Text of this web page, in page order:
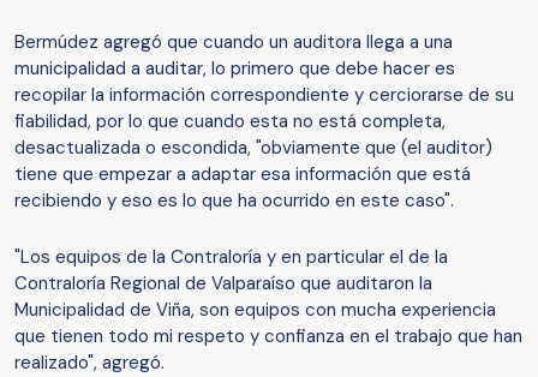
Bermúdez agregó que cuando un auditora llega a una
municipalidad a auditar, lo primero que debe hacer es
recopilar la información correspondiente y cerciorarse de su
fiabilidad, por lo que cuando esta no está completa,
desactualizada o escondida, "obviamente que (el auditor)
tiene que empezar a adaptar esa información que está
recibiendo y eso es lo que ha ocurrido en este caso".
"Los equipos de la Contraloría y en particular el de la
Contraloría Regional de Valparaíso que auditaron la
Municipalidad de Viña, son equipos con mucha experiencia
que tienen todo mi respeto y confianza en el trabajo que han
realizado", agregó.